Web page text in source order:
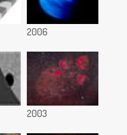
2006
2003